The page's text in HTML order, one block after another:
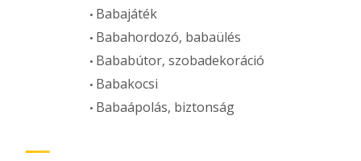
Babajáték
Babahordozó, babaülés
Bababútor, szobadekoráció
Babakocsi
Babaápolás, biztonság